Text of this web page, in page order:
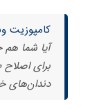
کامپوزیت
آیا شما هم
برای
دندان‌های